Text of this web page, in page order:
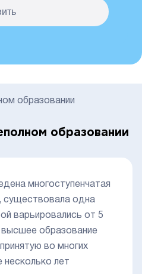
образовании
образовании
многоступенчатая
существовала одна
варьировались от 5
образование
во многих
несколько лет